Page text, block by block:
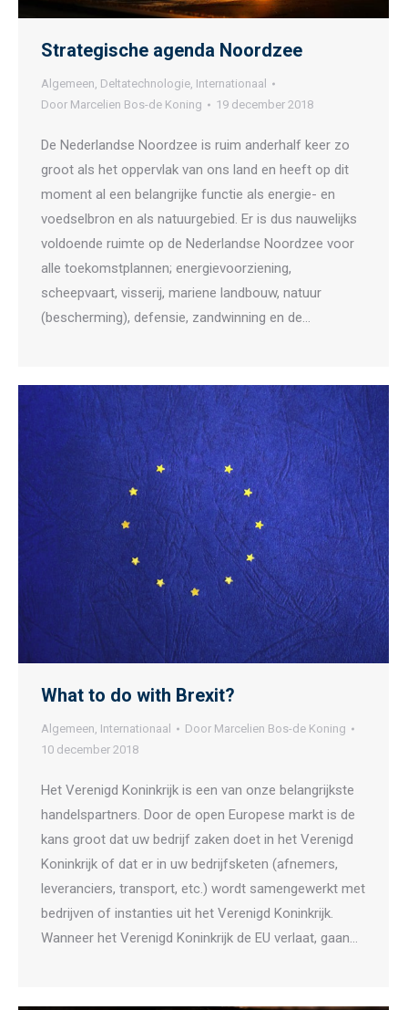
Strategische agenda Noordzee
Algemeen, Deltatechnologie, Internationaal
Door Marcelien Bos-de Koning 19 december 2018
De Nederlandse Noordzee is ruim anderhalf keer zo
groot als het oppervlak van ons land en heeft op dit
moment al een belangrijke functie als energie- en
voedselbron en als natuurgebied. Er is dus nauwelijks
voldoende ruimte op de Nederlandse Noordzee voor
alle toekomstplannen; energievoorziening,
scheepvaart, visserij, mariene landbouw, natuur
(bescherming), defensie, zandwinning en de…
What to do with Brexit?
Algemeen, Internationaal Door Marcelien Bos-de Koning
10 december 2018
Het Verenigd Koninkrijk is een van onze belangrijkste
handelspartners. Door de open Europese markt is de
kans groot dat uw bedrijf zaken doet in het Verenigd
Koninkrijk of dat er in uw bedrijfsketen (afnemers,
leveranciers, transport, etc.) wordt samengewerkt met
bedrijven of instanties uit het Verenigd Koninkrijk.
Wanneer het Verenigd Koninkrijk de EU verlaat, gaan…